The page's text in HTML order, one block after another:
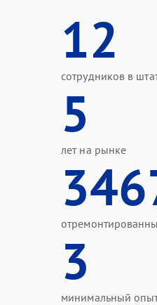
12
сотрудников в
5
лет на рынке
3
минимальный